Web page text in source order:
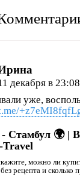
Не полезно
декабря в 23:08
уже,
Стамбул 🌍 |
Travel
можно ли
рецепта и сколько